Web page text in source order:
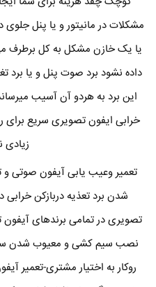
مشکلات در مانیتور و یا پنل
یا یک خازن مشکل به کل برطرف
داده نشود برد صوت پنل و یا برد
این برد به هردو آن آسیب
خرابی ایفون تصویری سریع برای
زیادی
تعمیر وعیب یابی آیفون صوتی و
شدن برد تعذیه دربازکن
تصویری در تمامی برندهای
نصب سیم کشی و معیوب شدن
روکار به اختیار مشتری-تعمیر